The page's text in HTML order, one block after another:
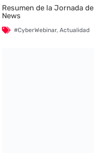
Resumen de la Jornada
News
#CyberWebinar,Actualidad